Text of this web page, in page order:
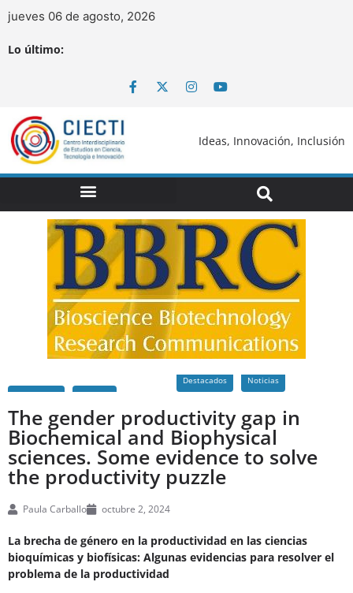
jueves 06 de agosto, 2026
Lo último:
Ideas, Innovación, Inclusión
Destacados Noticias
The gender productivity gap in
Biochemical and Biophysical
sciences. Some evidence to solve
the productivity puzzle
Paula Carballo octubre 2, 2024
La brecha de género en la productividad en las ciencias
bioquímicas y biofísicas: Algunas evidencias para resolver el
problema de la productividad